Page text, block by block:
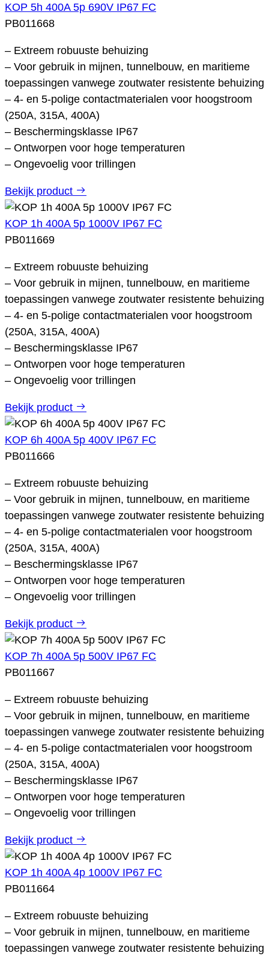
KOP 5h 400A 5p 690V IP67 FC
PB011668
– Extreem robuuste behuizing
– Voor gebruik in mijnen, tunnelbouw, en maritieme
toepassingen vanwege zoutwater resistente behuizing
– 4- en 5-polige contactmaterialen voor hoogstroom
(250A, 315A, 400A)
– Beschermingsklasse IP67
– Ontworpen voor hoge temperaturen
– Ongevoelig voor trillingen
Bekijk product
KOP 1h 400A 5p 1000V IP67 FC
PB011669
– Extreem robuuste behuizing
– Voor gebruik in mijnen, tunnelbouw, en maritieme
toepassingen vanwege zoutwater resistente behuizing
– 4- en 5-polige contactmaterialen voor hoogstroom
(250A, 315A, 400A)
– Beschermingsklasse IP67
– Ontworpen voor hoge temperaturen
– Ongevoelig voor trillingen
Bekijk product
KOP 6h 400A 5p 400V IP67 FC
PB011666
– Extreem robuuste behuizing
– Voor gebruik in mijnen, tunnelbouw, en maritieme
toepassingen vanwege zoutwater resistente behuizing
– 4- en 5-polige contactmaterialen voor hoogstroom
(250A, 315A, 400A)
– Beschermingsklasse IP67
– Ontworpen voor hoge temperaturen
– Ongevoelig voor trillingen
Bekijk product
KOP 7h 400A 5p 500V IP67 FC
PB011667
– Extreem robuuste behuizing
– Voor gebruik in mijnen, tunnelbouw, en maritieme
toepassingen vanwege zoutwater resistente behuizing
– 4- en 5-polige contactmaterialen voor hoogstroom
(250A, 315A, 400A)
– Beschermingsklasse IP67
– Ontworpen voor hoge temperaturen
– Ongevoelig voor trillingen
Bekijk product
KOP 1h 400A 4p 1000V IP67 FC
PB011664
– Extreem robuuste behuizing
– Voor gebruik in mijnen, tunnelbouw, en maritieme
toepassingen vanwege zoutwater resistente behuizing